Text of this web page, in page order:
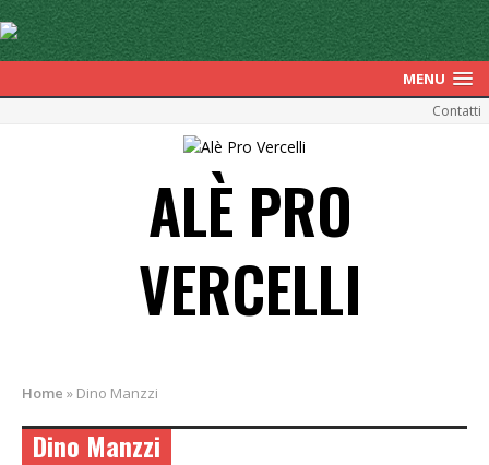
MENU
Contatti
ALÈ PRO
VERCELLI
Home » Dino Manzzi
Dino Manzzi